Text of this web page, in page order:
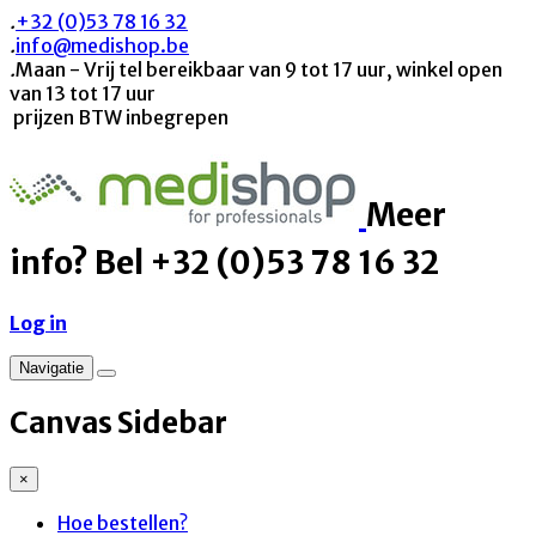
.+32 (0)53 78 16 32
.info@medishop.be
.Maan - Vrij tel bereikbaar van 9 tot 17 uur, winkel open
van 13 tot 17 uur
prijzen BTW inbegrepen
Meer
info? Bel +32 (0)53 78 16 32
Log in
Navigatie
Canvas Sidebar
×
Hoe bestellen?